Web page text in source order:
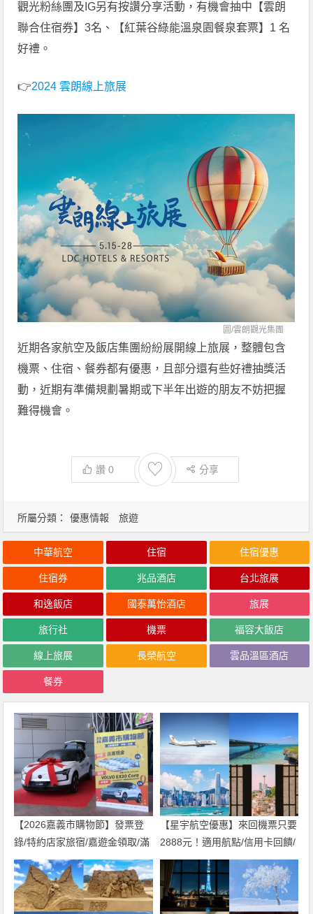
觀光粉絲團及IG另有按讚分享活動，有機會抽中【雲朗
聯合住宿券】3名、【紅葉谷綠能溫泉園餐泉套票】1 名
好禮。
👉2024 雲朗線上旅展
圖/雲朗觀光集團
近期各家航空及飯店集團紛紛展開線上旅展，整體包含
機票、住宿、餐券都有優惠，且部分還有些好禮抽獎活
動，近期有準備規劃暑期或下半年出遊的朋友不妨把握
難得機會。
讚0 ♡ 分享
所屬分類： 優惠情報 旅遊
中華航空 住宿 住宿優惠
住宿券 兆品酒店 台北旅展
和逸飯店 國泰萬怡酒店 旅展
旅行社 機票 福容大飯店
線上旅展 長榮航空 雲品溫區酒店
餐券
【2026嘉義市購物節】發票登
錄/特約店家旅宿/嘉遊金領取/滿
千送百活動一次看！
【星宇航空優惠】來回機票只要
2888元！適用航點/信用卡回饋/
雄獅折扣碼一次看